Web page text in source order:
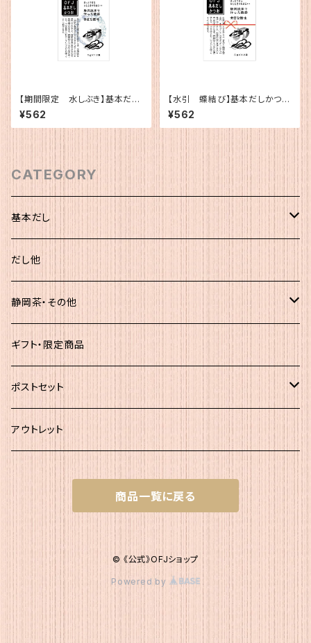
【期間限定 水しぶき】基本だし
かつお（5g×12）
¥562
【水引 蝶結び】基本だしかつお
（5g×12）
¥562
CATEGORY
基本だし
化粧袋（5ｇ×12）
簡易（5ｇ×30）
大袋
だし他
静岡茶・その他
静岡茶
その他
ギフト・限定商品
ポストセット
★初回お試し!!
ｾｯﾄＡ（かつお大袋）
ｾｯﾄＡ200
ｾｯﾄB（簡易包装）
ｾｯﾄB1 かつお簡易×２
ｾｯﾄB2 いりこ簡易×２
ｾｯﾄB3 こんぶ簡易×２
ｾｯﾄC（200g+簡易）
ｾｯﾄC1 かつお200g・かつお簡易1
ｾｯﾄC2 かつお200g・いりこ簡易1
ｾｯﾄD（200g+120g）
ｾｯﾄD1 かつお200g・いりこ120g
ｾｯﾄE（簡易＋120g）
アウトレット
商品一覧に戻る
© 《公式》OFJショップ
Powered by